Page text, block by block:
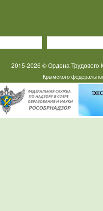
2015-2026 © Ордена
Крымского